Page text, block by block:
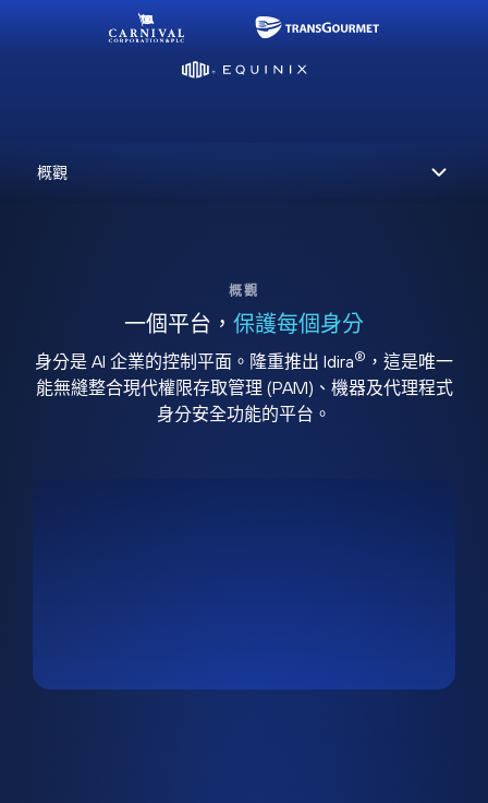
概觀
一個平台， 保護每個身分
身分是 AI 企業的控制平面。隆重推出 Idira® ，這是唯一
能無縫整合現代權限存取管理 (PAM)、機器及代理程式
身分安全功能的平台。